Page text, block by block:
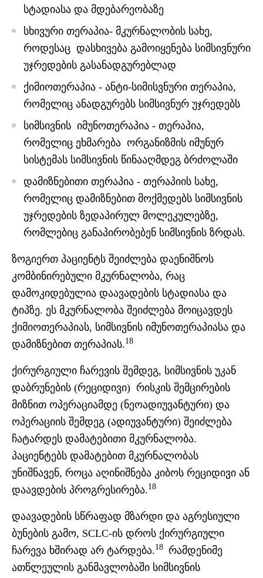
სტადიასა და მდებარეობაზე
სხივური თერაპია- მკურნალობის სახე,
როდესაც დასხივება გამოიყენება სიმსივნური
უჯრედების გასანადგურებლად
ქიმიოთერაპია - ანტი-სიმისვნური თერაპია,
რომელიც ანადგურებს სიმსივნურ უჯრედებს
სიმსივნის იმუნოთერაპია - თერაპია,
რომელიც ეხმარება ორგანიზმის იმუნურ
სისტემას სიმსივნის წინააღმდეგ ბრძოლაში
დამიზნებითი თერაპია - თერაპიის სახე,
რომელიც დამიზნებით მოქმედებს სიმსივნის
უჯრედების ზედაპირულ მოლეკულებზე,
რომლებიც განაპირობებენ სიმსივნის ზრდას.
ზოგიერთ პაციენტს შეიძლება დაენიშნოს
კომბინირებული მკურნალობა, რაც
დამოკიდებულია დაავადების სტადიასა და
ტიპზე. ეს მკურნალობა შეიძლება მოიცავდეს
ქიმიოთერაპიას, სიმსივნის იმუნოთერაპიასა და
დამიზნებით თერაპიას.18
ქირურგიული ჩარევის შემდეგ, სიმსივნის უკან
დაბრუნების (რეციდივი) რისკის შემცირების
მიზნით ოპერაციამდე (ნეოადიუვანტური) და
ოპერაციის შემდეგ (ადიუვანტური) შეიძლება
ჩატარდეს დამატებითი მკურნალობა.
პაციენტებს დამატებით მკურნალობას
უნიშნავენ, როცა აღინიშნება კიბოს რეციდივი ან
დაავდების პროგრესირება.18
დაავადების სწრაფად მზარდი და აგრესიული
ბუნების გამო, SCLC-ის დროს ქირურგიული
ჩარევა ხშირად არ ტარდება.18 რამდენიმე
ათწლეულის განმავლობაში სიმსივნის